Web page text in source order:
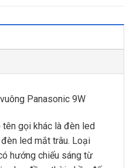
Panasonic 9W
gọi khác là đèn led
led mắt trâu. Loại
hướng chiếu sáng từ